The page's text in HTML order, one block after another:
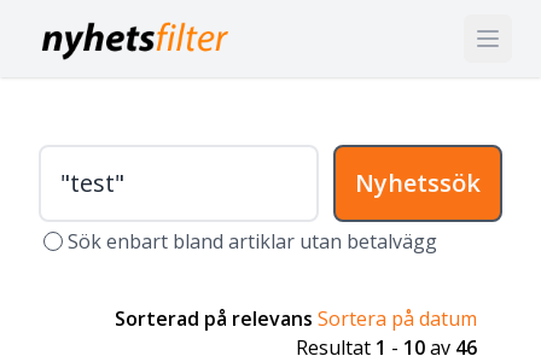
Nyhetssök
Sök enbart bland artiklar utan betalvägg
Sorterad på relevans Sortera på datum
Resultat 1 - 10av 46